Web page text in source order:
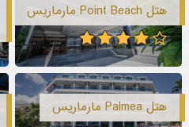
هتل Point Beach مارماریس
هتل Palmea مارماریس